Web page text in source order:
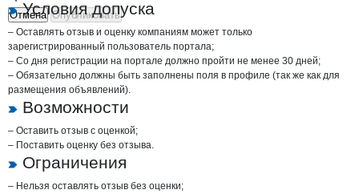
Отмена Опубликовать
Условия допуска
– Оставлять отзыв и оценку компаниям может только
зарегистрированный пользователь портала;
– Со дня регистрации на портале должно пройти не менее 30 дней;
– Обязательно должны быть заполнены поля в профиле (так же как для
размещения объявлений).
Возможности
– Оставить отзыв с оценкой;
– Поставить оценку без отзыва.
Ограничения
– Нельзя оставлять отзыв без оценки;